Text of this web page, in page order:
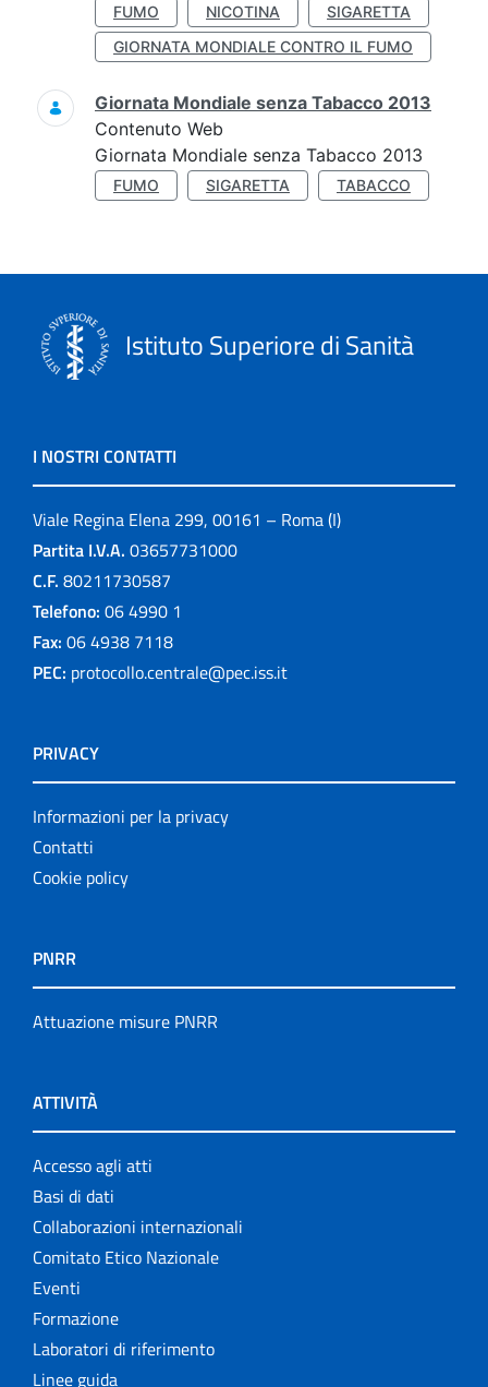
FUMO NICOTINA
SIGARETTA
GIORNATA MONDIALE CONTRO IL FUMO
Giornata Mondiale senza Tabacco 2013
Contenuto Web
Giornata Mondiale senza Tabacco 2013
FUMO SIGARETTA TABACCO
Istituto Superiore di Sanità
I NOSTRI CONTATTI
Viale Regina Elena 299, 00161 – Roma (I)
Partita I.V.A. 03657731000
C.F. 80211730587
Telefono: 06 4990 1
Fax: 06 4938 7118
PEC: protocollo.centrale@pec.iss.it
PRIVACY
Informazioni per la privacy
Contatti
Cookie policy
PNRR
Attuazione misure PNRR
ATTIVITÀ
Accesso agli atti
Basi di dati
Collaborazioni internazionali
Comitato Etico Nazionale
Eventi
Formazione
Laboratori di riferimento
Linee guida